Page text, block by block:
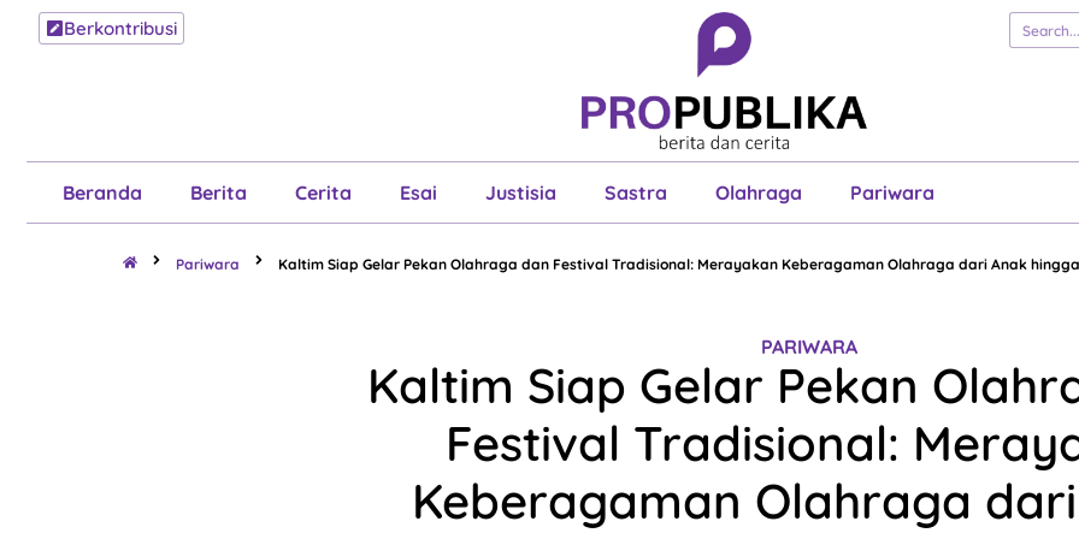
Berkontribusi
Beranda Berita Cerita Esai Justisia Sastra Olahraga Pariwara
Berita Cerita Esai Justisia
Pariwara
Pariwara Kaltim Siap Gelar Pekan Olahraga dan Festival Tradisional: Merayakan Keberagaman Olahraga dari Anak
PARIWARA
Kaltim Siap Gelar Pekan
Festival Tradisional:
Keberagaman Olahraga